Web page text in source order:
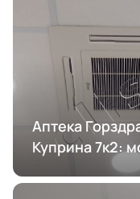
Аптека
Куприна 7к2: